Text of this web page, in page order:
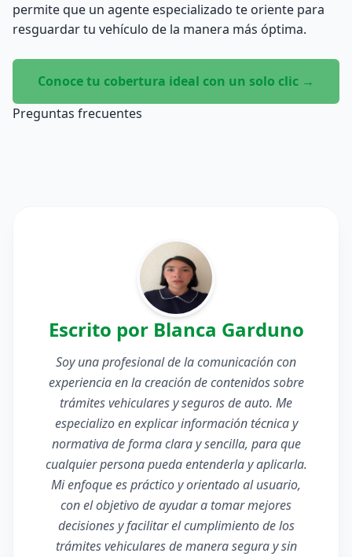
permite que un agente especializado te oriente para
resguardar tu vehículo de la manera más óptima.
Conoce tu cobertura ideal con un solo clic →
Preguntas frecuentes
Escrito por Blanca Garduno
Soy una profesional de la comunicación con
experiencia en la creación de contenidos sobre
trámites vehiculares y seguros de auto. Me
especializo en explicar información técnica y
normativa de forma clara y sencilla, para que
cualquier persona pueda entenderla y aplicarla.
Mi enfoque es práctico y orientado al usuario,
con el objetivo de ayudar a tomar mejores
decisiones y facilitar el cumplimiento de los
trámites vehiculares de manera segura y sin